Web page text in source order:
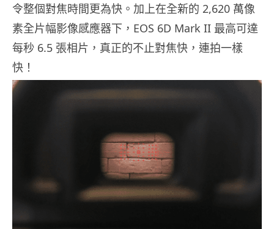
令整個對焦時間更為快。加上在全新的 2,620 萬像
素全片幅影像感應器下，EOS 6D Mark II 最高可達
每秒 6.5 張相片，真正的不止對焦快，連拍一樣
快！